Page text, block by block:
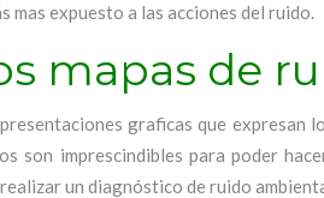
mas expuesto a las acciones del ruido.
mapas de
graficas que expresan
son imprescindibles para poder
un diagnóstico de ruido